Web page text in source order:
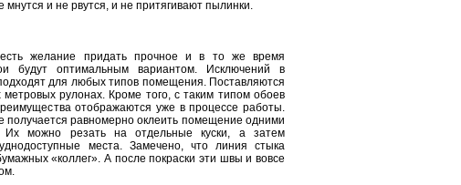
мнутся и не рвутся, и не притягивают пылинки.
желание придать прочное и в то же время
будут оптимальным вариантом. Исключений в
для любых типов помещения. Поставляются
рулонах. Кроме того, с таким типом обоев
отображаются уже в процессе работы.
получается равномерно оклеить помещение одними
Их можно резать на отдельные куски, а затем
места. Замечено, что линия стыка
«коллег». А после покраски эти швы и вовсе